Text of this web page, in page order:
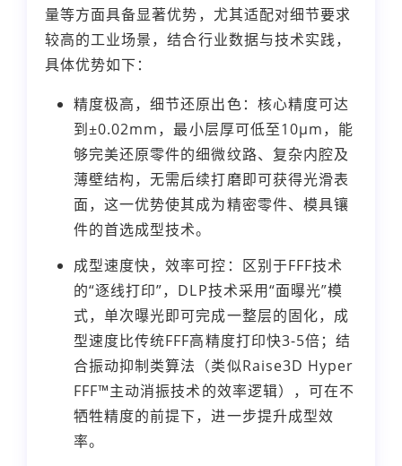
量等方面具备显著优势，尤其适配对细节要求
较高的工业场景，结合行业数据与技术实践，
具体优势如下：
精度极高，细节还原出色：核心精度可达
到±0.02mm，最小层厚可低至10μm，能
够完美还原零件的细微纹路、复杂内腔及
薄壁结构，无需后续打磨即可获得光滑表
面，这一优势使其成为精密零件、模具镶
件的首选成型技术。
成型速度快，效率可控：区别于FFF技术
的“逐线打印”，DLP技术采用“面曝光”模
式，单次曝光即可完成一整层的固化，成
型速度比传统FFF高精度打印快3-5倍；结
合振动抑制类算法（类似Raise3D Hyper
FFF™主动消振技术的效率逻辑），可在不
牺牲精度的前提下，进一步提升成型效
率。